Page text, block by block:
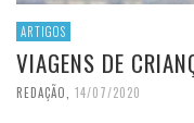
ARTIGOS
VIAGENS DE
REDAÇÃO 14/07/2020